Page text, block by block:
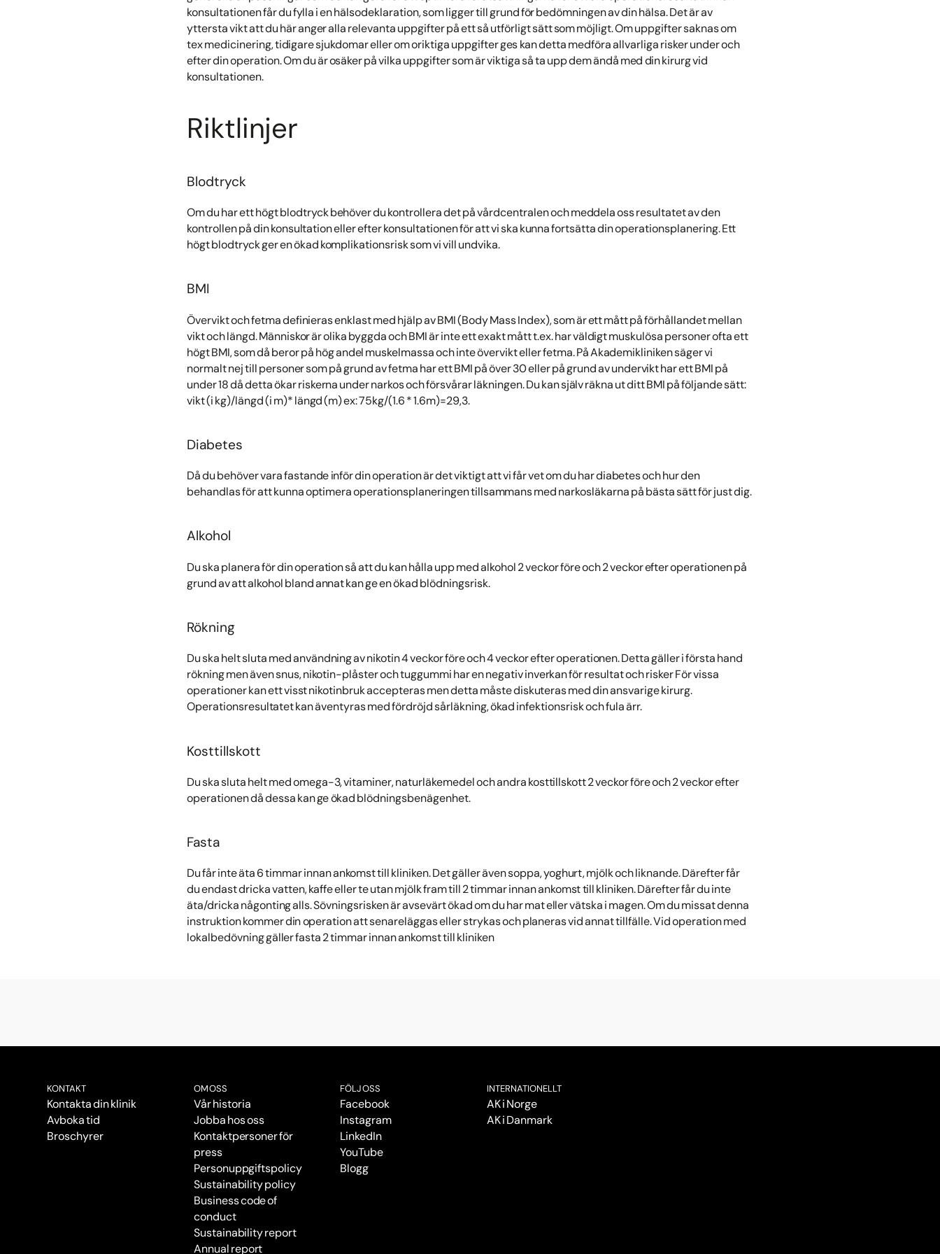
konsultationen får du fylla i en hälsodeklaration, som ligger till grund för bedömningen av din hälsa. Det är av
yttersta vikt att du här anger alla relevanta uppgifter på ett så utförligt sätt som möjligt. Om uppgifter saknas om
tex medicinering, tidigare sjukdomar eller om oriktiga uppgifter ges kan detta medföra allvarliga risker under och
efter din operation. Om du är osäker på vilka uppgifter som är viktiga så ta upp dem ändå med din kirurg vid
konsultationen.
Riktlinjer
Blodtryck
Om du har ett högt blodtryck behöver du kontrollera det på vårdcentralen och meddela oss resultatet av den
kontrollen på din konsultation eller efter konsultationen för att vi ska kunna fortsätta din operationsplanering. Ett
högt blodtryck ger en ökad komplikationsrisk som vi vill undvika.
BMI
Övervikt och fetma definieras enklast med hjälp av BMI (Body Mass Index), som är ett mått på förhållandet mellan
vikt och längd. Människor är olika byggda och BMI är inte ett exakt mått t.ex. har väldigt muskulösa personer ofta ett
högt BMI, som då beror på hög andel muskelmassa och inte övervikt eller fetma. På Akademikliniken säger vi
normalt nej till personer som på grund av fetma har ett BMI på över 30 eller på grund av undervikt har ett BMI på
under 18 då detta ökar riskerna under narkos och försvårar läkningen. Du kan själv räkna ut ditt BMI på följande sätt:
vikt (i kg)/längd (i m)* längd (m) ex: 75kg/(1.6 * 1.6m)=29,3.
Diabetes
Då du behöver vara fastande inför din operation är det viktigt att vi får vet om du har diabetes och hur den
behandlas för att kunna optimera operationsplaneringen tillsammans med narkosläkarna på bästa sätt för just dig.
Alkohol
Du ska planera för din operation så att du kan hålla upp med alkohol 2 veckor före och 2 veckor efter operationen på
grund av att alkohol bland annat kan ge en ökad blödningsrisk.
Rökning
Du ska helt sluta med användning av nikotin 4 veckor före och 4 veckor efter operationen. Detta gäller i första hand
rökning men även snus, nikotin-plåster och tuggummi har en negativ inverkan för resultat och risker För vissa
operationer kan ett visst nikotinbruk accepteras men detta måste diskuteras med din ansvarige kirurg.
Operationsresultatet kan äventyras med fördröjd sårläkning, ökad infektionsrisk och fula ärr.
Kosttillskott
Du ska sluta helt med omega-3, vitaminer, naturläkemedel och andra kosttillskott 2 veckor före och 2 veckor efter
operationen då dessa kan ge ökad blödningsbenägenhet.
Fasta
Du får inte äta 6 timmar innan ankomst till kliniken. Det gäller även soppa, yoghurt, mjölk och liknande. Därefter får
du endast dricka vatten, kaffe eller te utan mjölk fram till 2 timmar innan ankomst till kliniken. Därefter får du inte
äta/dricka någonting alls. Sövningsrisken är avsevärt ökad om du har mat eller vätska i magen. Om du missat denna
instruktion kommer din operation att senareläggas eller strykas och planeras vid annat tillfälle. Vid operation med
lokalbedövning gäller fasta 2 timmar innan ankomst till kliniken
KONTAKT
Kontakta din klinik
Avboka tid
Broschyrer
OM OSS
Vår historia
Jobba hos oss
Kontaktpersoner för
press
Personuppgiftspolicy
Sustainability policy
Business code of
conduct
Sustainability report
Annual report
FÖLJ OSS
Facebook
Instagram
LinkedIn
YouTube
Blogg
INTERNATIONELLT
AK i Norge
AK i Danmark